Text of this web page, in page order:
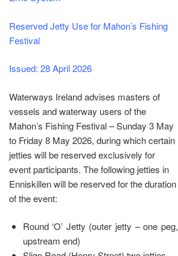
Reserved Jetty Use for Mahon’s Fishing
Festival
Issued: 28 April 2026
Waterways Ireland advises masters of
vessels and waterway users of the
Mahon’s Fishing Festival – Sunday 3 May
to Friday 8 May 2026, during which certain
jetties will be reserved exclusively for
event participants. The following jetties in
Enniskillen will be reserved for the duration
of the event:
Round ‘O’ Jetty (outer jetty – one peg,
upstream end)